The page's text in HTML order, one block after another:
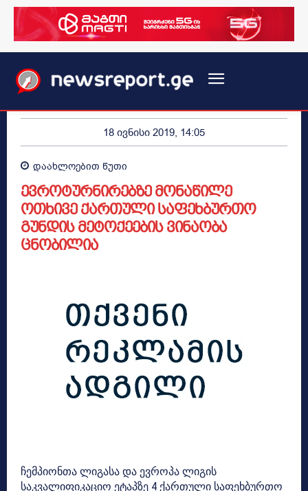
18 ივნისი 2019, 14:05
დაახლოებით წუთი
ევროტურნირებზე მონაწილე
ოთხივე ქართული საფეხბურთო
გუნდის მეტოქეების ვინაობა
ცნობილია
ჩემპიონთა ლიგასა და ევროპა ლიგის
საკვალიფიკაციო ეტაპზე 4 ქართული საფეხბურთო